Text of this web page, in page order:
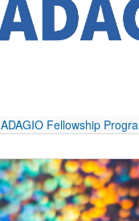
ADAGIO Fellowship